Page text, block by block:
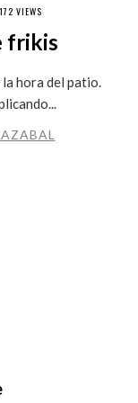
VIEWS
frikis
hora del patio.